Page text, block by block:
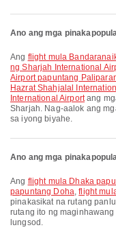
Ano ang mga
Ang flight mula
ng Sharjah International
Airport papuntang
Hazrat Shahjalal
International Airportang
Sharjah. Nag-aalok ang
sa iyong biyahe.
Ano ang mga
Ang flight mula Dhaka
papuntang Doha,flight
pinakasikat na rutang
rutang ito ng
lungsod.